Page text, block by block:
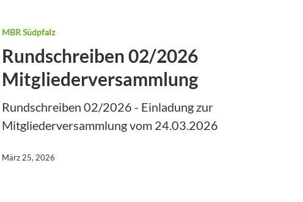
MBR Südpfalz
Rundschreiben 02/2026
Mitgliederversammlung
Rundschreiben 02/2026 - Einladung zur
Mitgliederversammlung vom 24.03.2026
März 25, 2026